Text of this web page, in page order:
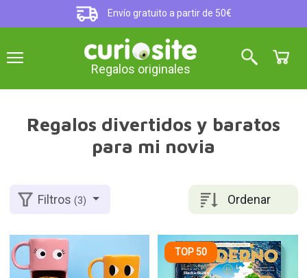
Envío gratuito a partir de 50€
Regalos originales
Regalos divertidos y baratos
para mi novia
Ordenar
Filtros(3)
TOP 50